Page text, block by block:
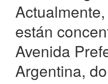
están
Avenida
Argentina,